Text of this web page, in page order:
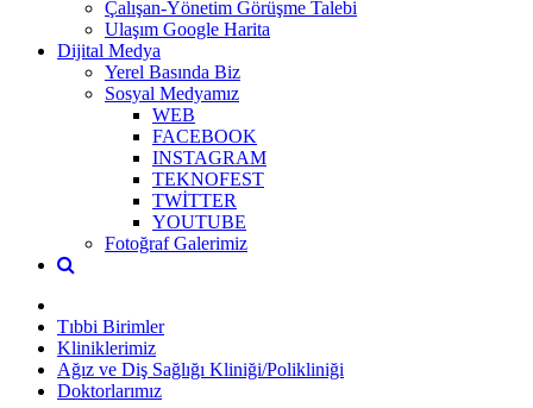
Çalışan-Yönetim Görüşme Talebi
Ulaşım Google Harita
Dijital Medya
Yerel Basında Biz
Sosyal Medyamız
WEB
FACEBOOK
INSTAGRAM
TEKNOFEST
TWİTTER
YOUTUBE
Fotoğraf Galerimiz
Tıbbi Birimler
Kliniklerimiz
Ağız ve Diş Sağlığı Kliniği/Polikliniği
Doktorlarımız